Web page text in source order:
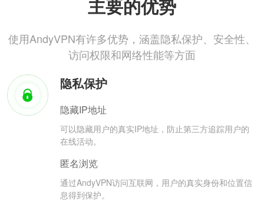
主要的优势
使用AndyVPN有许多优势，涵盖隐私保护、安全性、
访问权限和网络性能等方面
隐私保护
隐藏IP地址
可以隐藏用户的真实IP地址，防止第三方追踪用户的
在线活动。
匿名浏览
通过AndyVPN访问互联网，用户的真实身份和位置信
息得到保护。